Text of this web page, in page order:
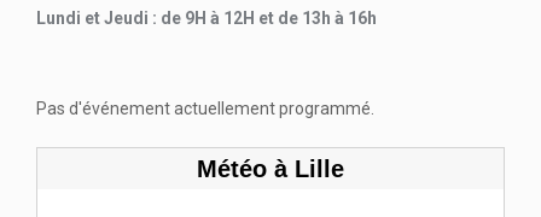
Lundi et Jeudi : de 9H à 12H et de 13h à 16h
Pas d'événement actuellement programmé.
Météo à Lille